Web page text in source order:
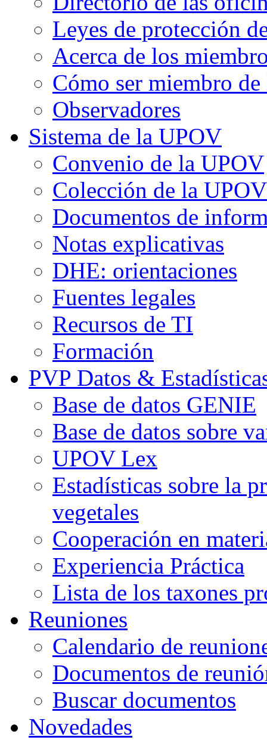
Leyes de protección
Acerca de los
Cómo ser miembro
Observadores
Sistema de la UPOV
Convenio de la UPOV
Colección de la UPOV
Documentos de
Notas explicativas
DHE: orientaciones
Fuentes legales
Recursos de TI
Formación
PVP Datos &
Base de datos GENIE
Base de datos sobre
UPOV Lex
Estadísticas sobre la
vegetales
Cooperación en
Experiencia Práctica
Lista de los taxones
Reuniones
Calendario de
Documentos de
Buscar documentos
Novedades